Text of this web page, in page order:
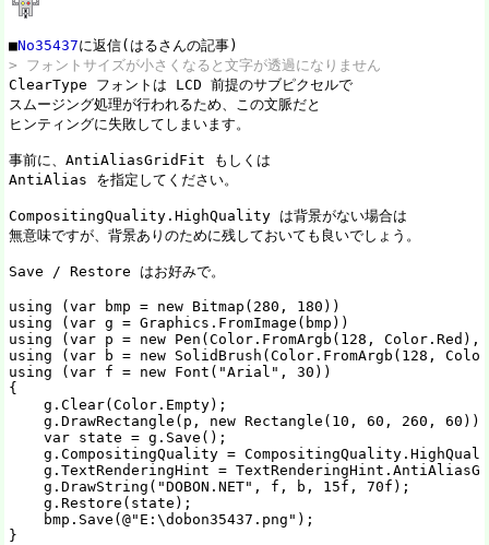
■No35437
> フォントサイズが小さくなると文字が透過になりません
ClearType フォントは LCD 前提のサブピクセルで
スムージング処理が行われるため、この文脈だと
ヒンティングに失敗してしまいます。
事前に、AntiAliasGridFit もしくは
AntiAlias を指定してください。
CompositingQuality.HighQuality は背景がない場合は
無意味ですが、背景ありのために残しておいても良いでしょう。
Save / Restore はお好みで。
using (var bmp = new Bitmap(280, 180))
using (var g = Graphics.FromImage(bmp))
using (var p = new Pen(Color.FromArgb(128, Color.Red),
using (var b = new SolidBrush(Color.FromArgb(128,
using (var f = new Font("Arial", 30))
{
    g.Clear(Color.Empty);
    g.DrawRectangle(p, new Rectangle(10, 60, 260, 60));
    var state = g.Save();
g.CompositingQuality =
g.TextRenderingHint =
    g.DrawString("DOBON.NET", f, b, 15f, 70f);
    g.Restore(state);
    bmp.Save(@"E:\dobon35437.png");
}